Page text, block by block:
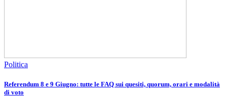
Politica
Referendum 8 e 9 Giugno: tutte le FAQ sui quesiti, quorum, orari e modalità
di voto